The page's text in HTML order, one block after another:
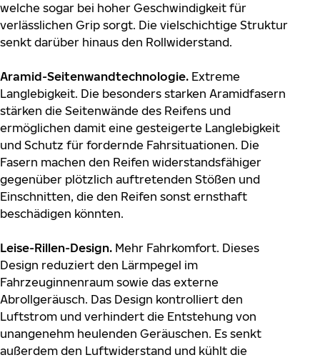
welche sogar bei hoher Geschwindigkeit für
verlässlichen Grip sorgt. Die vielschichtige Struktur
senkt darüber hinaus den Rollwiderstand.
Aramid-Seitenwandtechnologie. Extreme
Langlebigkeit. Die besonders starken Aramidfasern
stärken die Seitenwände des Reifens und
ermöglichen damit eine gesteigerte Langlebigkeit
und Schutz für fordernde Fahrsituationen. Die
Fasern machen den Reifen widerstandsfähiger
gegenüber plötzlich auftretenden Stößen und
Einschnitten, die den Reifen sonst ernsthaft
beschädigen könnten.
Leise-Rillen-Design. Mehr Fahrkomfort. Dieses
Design reduziert den Lärmpegel im
Fahrzeuginnenraum sowie das externe
Abrollgeräusch. Das Design kontrolliert den
Luftstrom und verhindert die Entstehung von
unangenehm heulenden Geräuschen. Es senkt
außerdem den Luftwiderstand und kühlt die